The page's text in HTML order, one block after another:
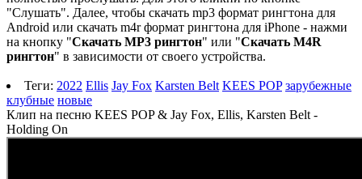
"Слушать". Далее, чтобы скачать mp3 формат рингтона для
Android или скачать m4r формат рингтона для iPhone - нажми
на кнопку "Скачать MP3 рингтон" или "Скачать M4R
рингтон" в зависимости от своего устройства.
Теги: 2022 Ellis Jay Fox Karsten Belt KEES POP зарубежные
клубные новые
Клип на песню KEES POP & Jay Fox, Ellis, Karsten Belt -
Holding On